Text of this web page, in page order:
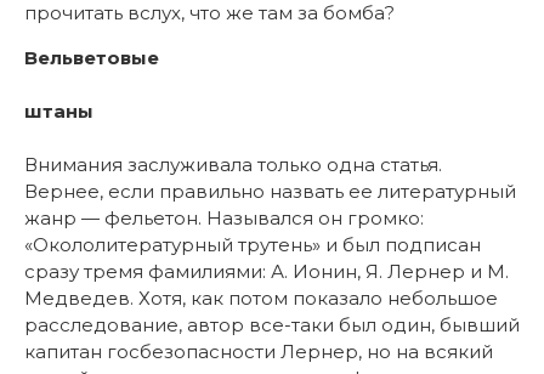
прочитать вслух, что же там за бомба?
Вельветовые
штаны
Внимания заслуживала только одна статья.
Вернее, если правильно назвать ее литературный
жанр — фельетон. Назывался он громко:
«Окололитературный трутень» и был подписан
сразу тремя фамилиями: А. Ионин, Я. Лернер и М.
Медведев. Хотя, как потом показало небольшое
расследование, автор все-таки был один, бывший
капитан госбезопасности Лернер, но на всякий